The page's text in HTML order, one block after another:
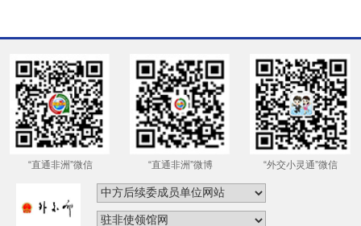
“直通非洲”微信 “直通非洲”微博 “外交小灵通”微信